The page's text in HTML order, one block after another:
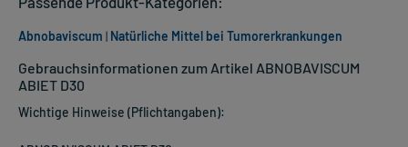
Gebrauchsinformationen zum Artikel ABNOBAVISCUM
ABIET D30
Wichtige Hinweise (Pflichtangaben):
Abnobaviscum | Natürliche Mittel bei Tumorerkrankungen